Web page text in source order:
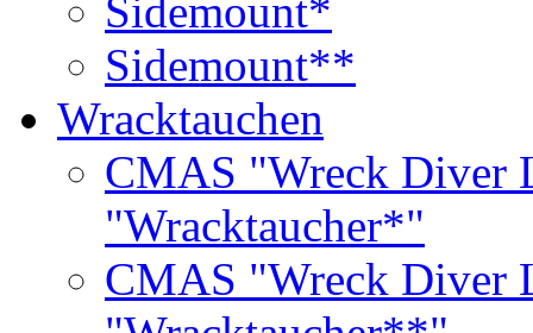
Sidemount*
Sidemount**
Wracktauchen
CMAS "Wreck Diver
"Wracktaucher*"
CMAS "Wreck Diver